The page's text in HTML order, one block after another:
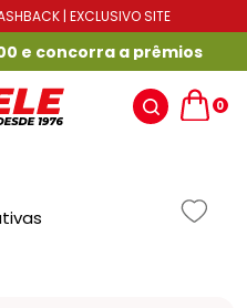
| EXCLUSIVO SITE
e concorra a prêmios
0